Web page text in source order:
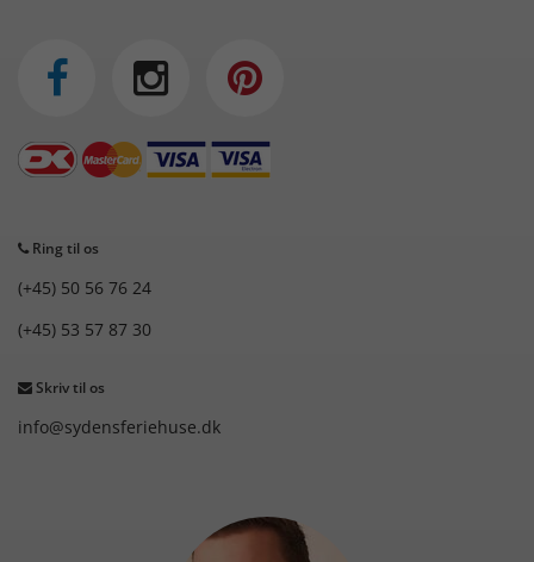
Ring til os
(+45) 50 56 76 24
(+45) 53 57 87 30
Skriv til os
info@sydensferiehuse.dk